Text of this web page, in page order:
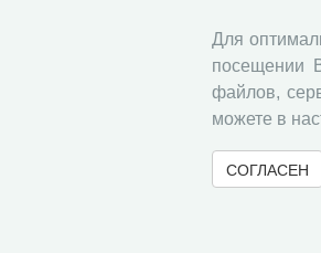
Для
посещении
файлов,
можете в
СОГЛАСЕН